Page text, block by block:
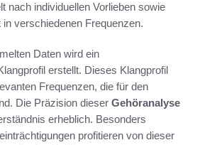
nach individuellen Vorlieben sowie
verschiedenen Frequenzen.
Daten wird ein
erstellt. Dieses Klangprofil
Frequenzen, die für den
Die Präzision dieser Gehöranalyse
erheblich. Besonders
profitieren von dieser